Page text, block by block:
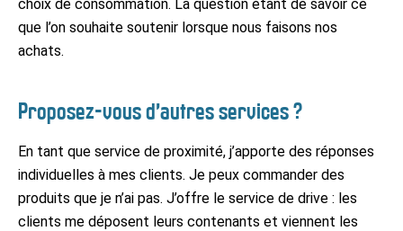
choix de consommation. La question étant de savoir ce
que l’on souhaite soutenir lorsque nous faisons nos
achats.
Proposez-vous d’autres services ?
En tant que service de proximité, j’apporte des réponses
individuelles à mes clients. Je peux commander des
produits que je n’ai pas. J’offre le service de drive : les
clients me déposent leurs contenants et viennent les